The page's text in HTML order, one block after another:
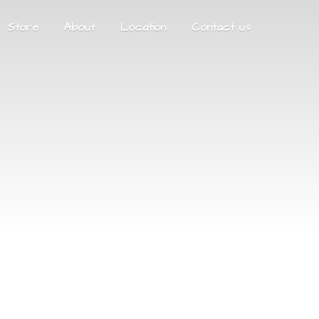
Store About Location Contact us